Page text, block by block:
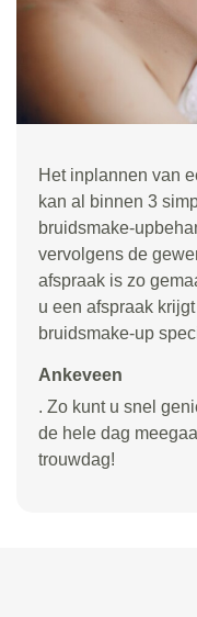
Het inplannen van
kan al binnen 3
bruidsmake-
vervolgens de
afspraak is zo
u een afspraak
bruidsmake-up
Ankeveen
. Zo kunt u snel
de hele dag
trouwdag!